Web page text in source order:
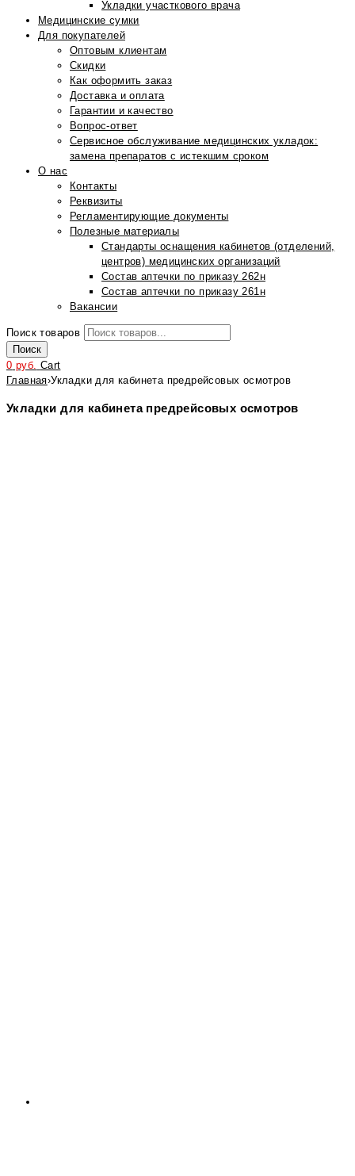
Укладки участкового врача
Медицинские сумки
Для покупателей
Оптовым клиентам
Скидки
Как оформить заказ
Доставка и оплата
Гарантии и качество
Вопрос-ответ
Сервисное обслуживание медицинских укладок:
замена препаратов с истекшим сроком
О нас
Контакты
Реквизиты
Регламентирующие документы
Полезные материалы
Стандарты оснащения кабинетов (отделений,
центров) медицинских организаций
Состав аптечки по приказу 262н
Состав аптечки по приказу 261н
Вакансии
Поиск товаров
Поиск
0 руб. Cart
Главная›Укладки для кабинета предрейсовых осмотров
Укладки для кабинета предрейсовых осмотров